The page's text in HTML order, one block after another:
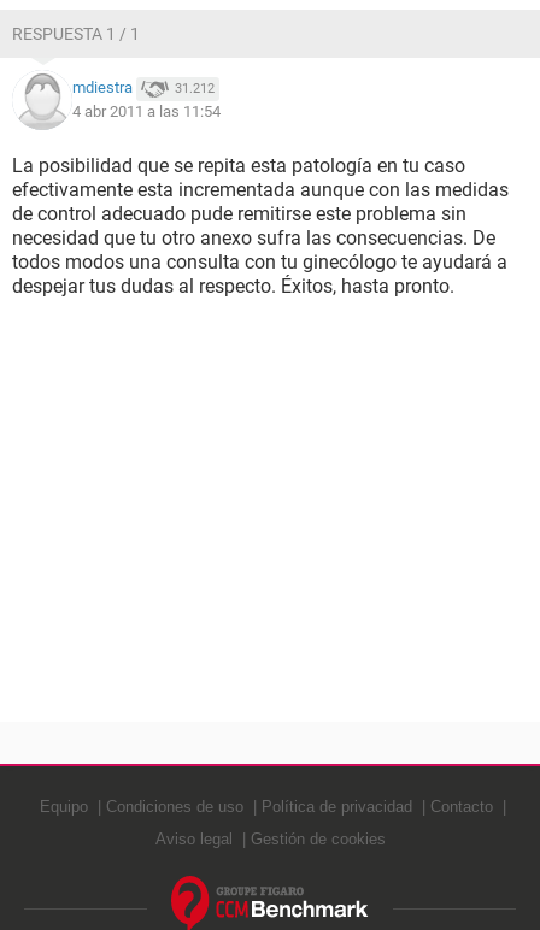
RESPUESTA 1 / 1
mdiestra 31.212
4 abr 2011 a las 11:54
La posibilidad que se repita esta patología en tu caso
efectivamente esta incrementada aunque con las medidas
de control adecuado pude remitirse este problema sin
necesidad que tu otro anexo sufra las consecuencias. De
todos modos una consulta con tu ginecólogo te ayudará a
despejar tus dudas al respecto. Éxitos, hasta pronto.
Equipo Condiciones de uso Política de privacidad
Contacto
Aviso legal
Gestión de cookies